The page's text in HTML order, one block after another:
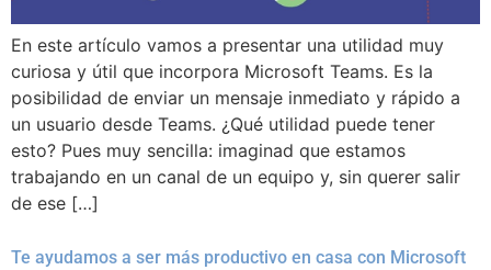
En este artículo vamos a presentar una utilidad muy
curiosa y útil que incorpora Microsoft Teams. Es la
posibilidad de enviar un mensaje inmediato y rápido a
un usuario desde Teams. ¿Qué utilidad puede tener
esto? Pues muy sencilla: imaginad que estamos
trabajando en un canal de un equipo y, sin querer salir
de ese […]
Te ayudamos a ser más productivo en casa con Microsoft